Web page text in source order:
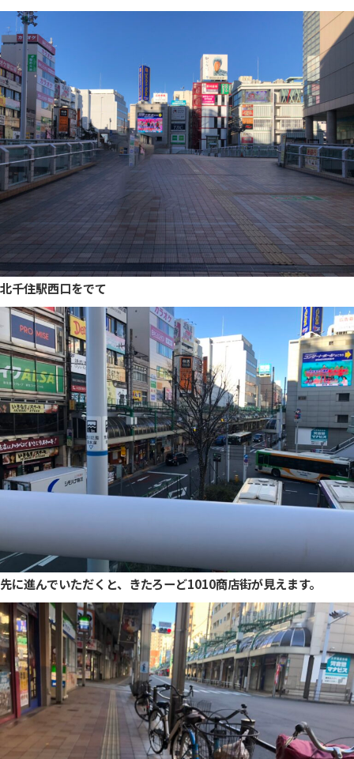
北千住駅西口をでて
先に進んでいただくと、きたろーど1010商店街が見えます。